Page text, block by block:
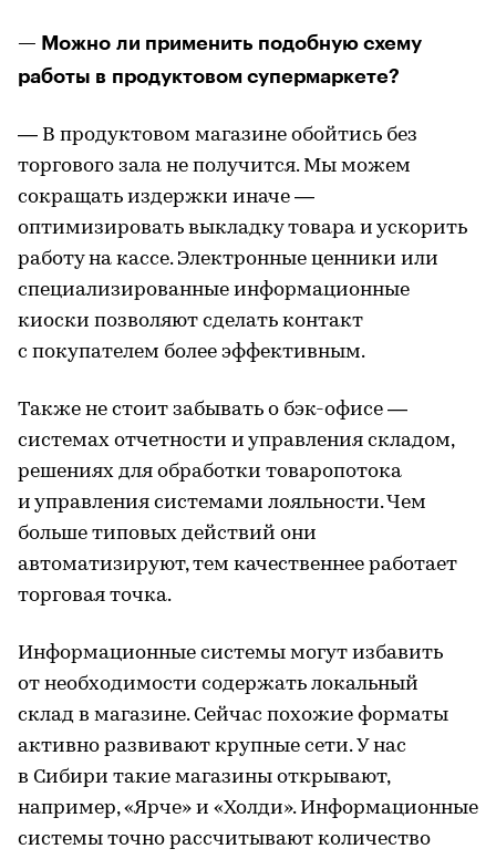
— Можно ли применить подобную схему
работы в продуктовом супермаркете?
— В продуктовом магазине обойтись без
торгового зала не получится. Мы можем
сокращать издержки иначе —
оптимизировать выкладку товара и ускорить
работу на кассе. Электронные ценники или
специализированные информационные
киоски позволяют сделать контакт
с покупателем более эффективным.
Также не стоит забывать о бэк-офисе —
системах отчетности и управления складом,
решениях для обработки товаропотока
и управления системами лояльности. Чем
больше типовых действий они
автоматизируют, тем качественнее работает
торговая точка.
Информационные системы могут избавить
от необходимости содержать локальный
склад в магазине. Сейчас похожие форматы
активно развивают крупные сети. У нас
в Сибири такие магазины открывают,
например, «Ярче» и «Холди». Информационные
системы точно рассчитывают количество